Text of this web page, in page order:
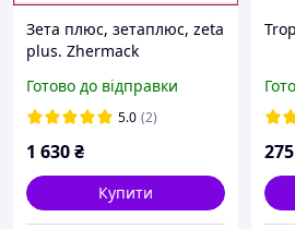
Зета плюс, зетаплюс, zeta
plus. Zhermack
Готово до відправки
5.0 (2)
1 630₴
Купити
275